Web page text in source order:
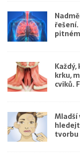
krku,
cviků.
Mladší
tvorbu